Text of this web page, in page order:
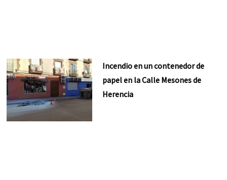
Incendio en un contenedor de
papel en la Calle Mesones de
Herencia